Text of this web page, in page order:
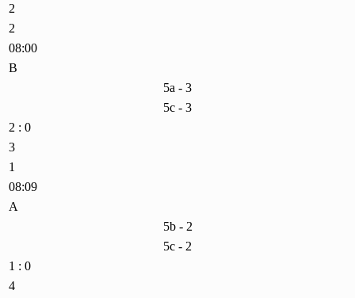
2
2
08:00
B
5a - 3
5c - 3
2 : 0
3
1
08:09
A
5b - 2
5c - 2
1 : 0
4